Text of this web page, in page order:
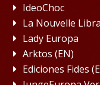
IdeoChoc
La Nouvelle
Lady Europa
Arktos (EN)
Ediciones Fides